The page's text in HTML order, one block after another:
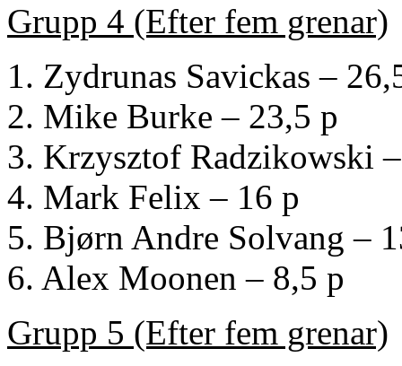
Grupp 4 (Efter fem grenar)
1. Zydrunas Savickas –
2. Mike Burke – 23,5 p
3. Krzysztof Radzikowski
4. Mark Felix – 16 p
5. Bjørn Andre Solvang –
6. Alex Moonen – 8,5 p
Grupp 5 (Efter fem grenar)